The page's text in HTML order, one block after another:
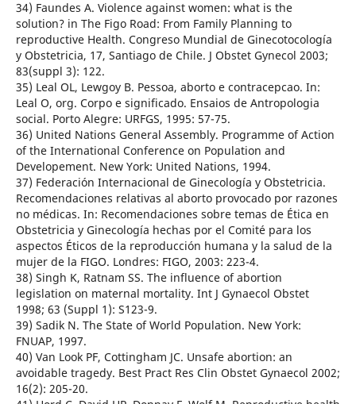
34) Faundes A. Violence against women: what is the
solution? in The Figo Road: From Family Planning to
reproductive Health. Congreso Mundial de Ginecotocología
y Obstetricia, 17, Santiago de Chile. J Obstet Gynecol 2003;
83(suppl 3): 122.
35) Leal OL, Lewgoy B. Pessoa, aborto e contracepcao. In:
Leal O, org. Corpo e significado. Ensaios de Antropologia
social. Porto Alegre: URFGS, 1995: 57-75.
36) United Nations General Assembly. Programme of Action
of the International Conference on Population and
Developement. New York: United Nations, 1994.
37) Federación Internacional de Ginecología y Obstetricia.
Recomendaciones relativas al aborto provocado por razones
no médicas. In: Recomendaciones sobre temas de Ética en
Obstetricia y Ginecología hechas por el Comité para los
aspectos Éticos de la reproducción humana y la salud de la
mujer de la FIGO. Londres: FIGO, 2003: 223-4.
38) Singh K, Ratnam SS. The influence of abortion
legislation on maternal mortality. Int J Gynaecol Obstet
1998; 63 (Suppl 1): S123-9.
39) Sadik N. The State of World Population. New York:
FNUAP, 1997.
40) Van Look PF, Cottingham JC. Unsafe abortion: an
avoidable tragedy. Best Pract Res Clin Obstet Gynaecol 2002;
16(2): 205-20.